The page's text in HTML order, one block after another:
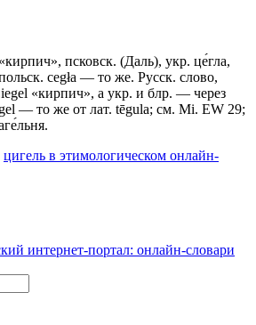
псковск. (Даль), укр. це́гла,
сеgłа — то же. Русск. слово,
«кирпич», а укр. и блр. — через
— то же от лат. tēgula; см. Мi. ЕW 29;
цигель в этимологическом онлайн-
интернет-портал: онлайн-словари